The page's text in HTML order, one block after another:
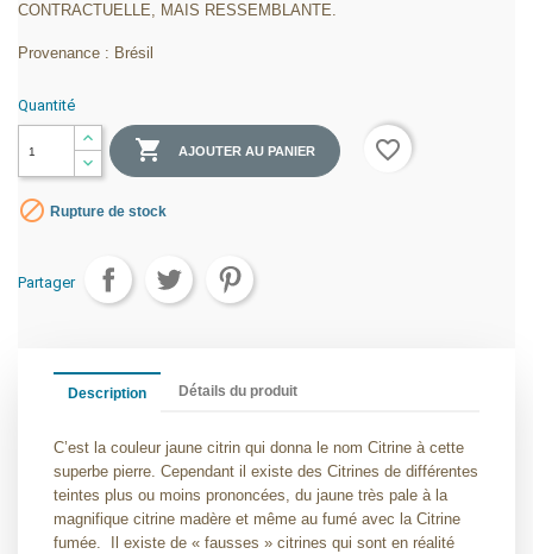
CONTRACTUELLE, MAIS RESSEMBLANTE.
Provenance : Brésil
Quantité
 AJOUTER AU PANIER favorite_border
 Rupture de stock
Partager
Description Détails du produit
C’est la couleur jaune citrin qui donna le nom Citrine à cette
superbe pierre. Cependant il existe des Citrines de différentes
teintes plus ou moins prononcées, du jaune très pale à la
magnifique citrine madère et même au fumé avec la Citrine
fumée. Il existe de « fausses » citrines qui sont en réalité